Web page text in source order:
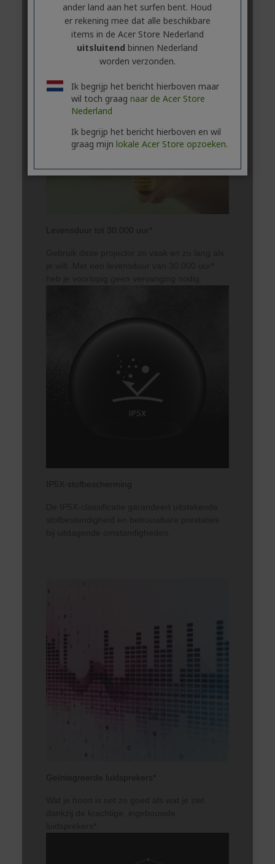
ander land aan het surfen bent. Houd
er rekening mee dat alle beschikbare
items in de Acer Store Nederland
uitsluitend binnen Nederland
worden verzonden.
Ik begrijp het bericht hierboven maar
wil toch graag naar de Acer Store
Nederland
Ik begrijp het bericht hierboven en wil
graag mijn lokale Acer Store opzoeken.